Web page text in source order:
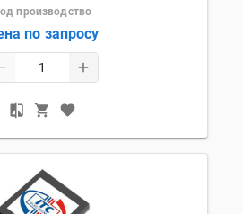
производство
по запросу